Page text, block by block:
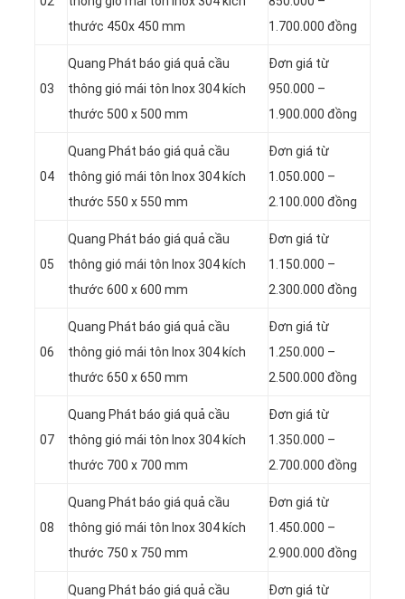
thước 450x 450 mm
1.700.000 đồng
03
Quang Phát báo giá quả cầu
thông gió mái tôn Inox 304 kích
thước 500 x 500 mm
Đơn giá từ
950.000 –
1.900.000 đồng
04
Quang Phát báo giá quả cầu
thông gió mái tôn Inox 304 kích
thước 550 x 550 mm
Đơn giá từ
1.050.000 –
2.100.000 đồng
05
Quang Phát báo giá quả cầu
thông gió mái tôn Inox 304 kích
thước 600 x 600 mm
Đơn giá từ
1.150.000 –
2.300.000 đồng
06
Quang Phát báo giá quả cầu
thông gió mái tôn Inox 304 kích
thước 650 x 650 mm
Đơn giá từ
1.250.000 –
2.500.000 đồng
07
Quang Phát báo giá quả cầu
thông gió mái tôn Inox 304 kích
thước 700 x 700 mm
Đơn giá từ
1.350.000 –
2.700.000 đồng
08
Quang Phát báo giá quả cầu
thông gió mái tôn Inox 304 kích
thước 750 x 750 mm
Đơn giá từ
1.450.000 –
2.900.000 đồng
Quang Phát báo giá quả cầu
Đơn giá từ